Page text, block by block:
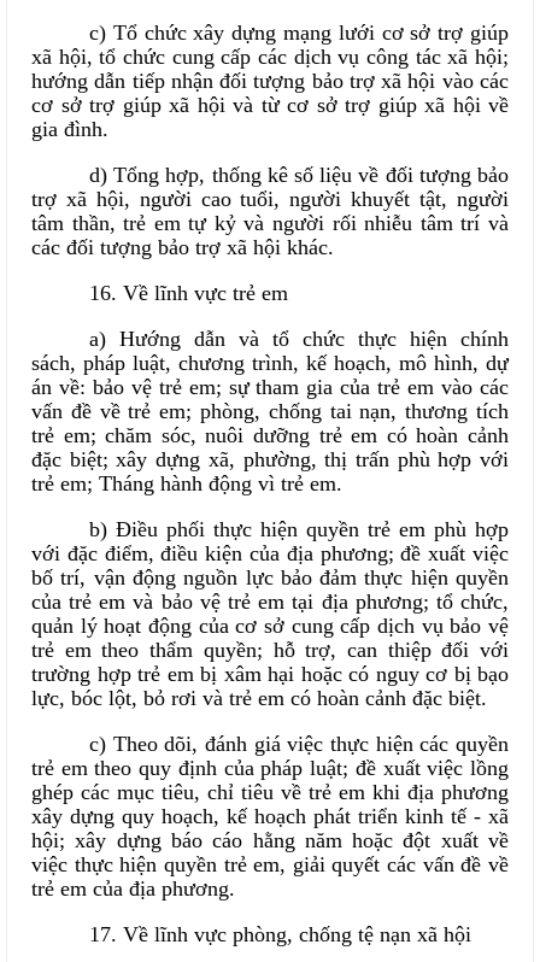
c) Tổ chức xây dựng mạng lưới cơ sở trợ giúp
xã hội, tổ chức cung cấp các dịch vụ công tác xã hội;
hướng dẫn tiếp nhận đối tượng bảo trợ xã hội vào các
cơ sở trợ giúp xã hội và từ cơ sở trợ giúp xã hội về
gia đình.
d) Tổng hợp, thống kê số liệu về đối tượng bảo
trợ xã hội, người cao tuổi, người khuyết tật, người
tâm thần, trẻ em tự kỷ và người rối nhiễu tâm trí và
các đối tượng bảo trợ xã hội khác.
16. Về lĩnh vực trẻ em
a) Hướng dẫn và tổ chức thực hiện chính
sách, pháp luật, chương trình, kế hoạch, mô hình, dự
án về: bảo vệ trẻ em; sự tham gia của trẻ em vào các
vấn đề về trẻ em; phòng, chống tai nạn, thương tích
trẻ em; chăm sóc, nuôi dưỡng trẻ em có hoàn cảnh
đặc biệt; xây dựng xã, phường, thị trấn phù hợp với
trẻ em; Tháng hành động vì trẻ em.
b) Điều phối thực hiện quyền trẻ em phù hợp
với đặc điểm, điều kiện của địa phương; đề xuất việc
bố trí, vận động nguồn lực bảo đảm thực hiện quyền
của trẻ em và bảo vệ trẻ em tại địa phương; tổ chức,
quản lý hoạt động của cơ sở cung cấp dịch vụ bảo vệ
trẻ em theo thẩm quyền; hỗ trợ, can thiệp đối với
trường hợp trẻ em bị xâm hại hoặc có nguy cơ bị bạo
lực, bóc lột, bỏ rơi và trẻ em có hoàn cảnh đặc biệt.
c) Theo dõi, đánh giá việc thực hiện các quyền
trẻ em theo quy định của pháp luật; đề xuất việc lồng
ghép các mục tiêu, chỉ tiêu về trẻ em khi địa phương
xây dựng quy hoạch, kế hoạch phát triển kinh tế - xã
hội; xây dựng báo cáo hằng năm hoặc đột xuất về
việc thực hiện quyền trẻ em, giải quyết các vấn đề về
trẻ em của địa phương.
17. Về lĩnh vực phòng, chống tệ nạn xã hội